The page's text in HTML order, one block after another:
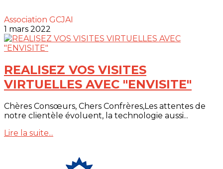
Association GCJAI
1 mars 2022
REALISEZ VOS VISITES
VIRTUELLES AVEC "ENVISITE"
Chères Consœurs, Chers Confrères,Les attentes de
notre clientèle évoluent, la technologie aussi...
Lire la suite...